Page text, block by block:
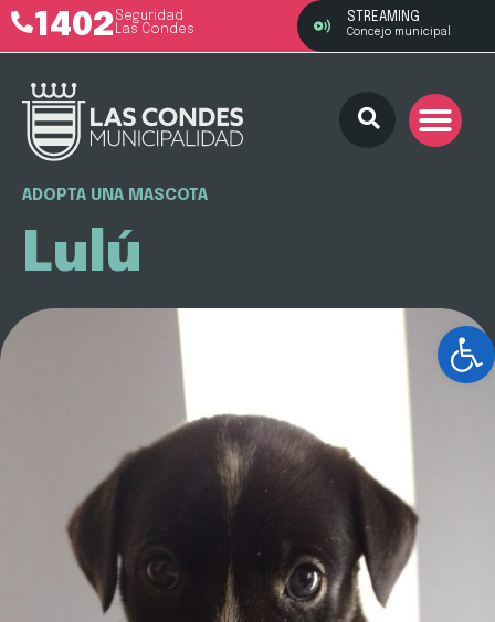
1402 Seguridad
Las Condes
STREAMING
Concejo municipal
ADOPTA UNA MASCOTA
Lulú